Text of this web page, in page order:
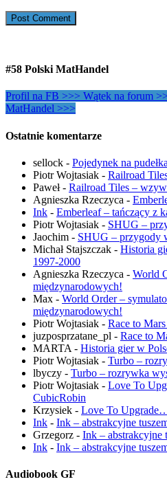
#58 Polski MatHandel
Profil na FB >>> Wątek na forum
MatHandel >>>
Ostatnie komentarze
sellock - Pojedynek na
Piotr Wojtasiak - Railroad
Paweł- Railroad Tiles –
Agnieszka Rzeczyca -
Ink - Emberleaf – tańczący z
Piotr Wojtasiak - SHUG –
Jaochim - SHUG – przygody
Michał Stajszczak - Historia
1997-2000
Agnieszka Rzeczyca - World
międzynarodowych!
Max - World Order –
międzynarodowych!
Piotr Wojtasiak - Race to
juzposprzatane_pl - Race to
MARTA - Historia gier w
Piotr Wojtasiak - Turbo –
lbyczy - Turbo – rozrywka
Piotr Wojtasiak - Love To
CubicRobin
Krzysiek - Love To
Ink - Ink – abstrakcyjne
Grzegorz - Ink – abstrakcyjne
Ink - Ink – abstrakcyjne
Audiobook GF